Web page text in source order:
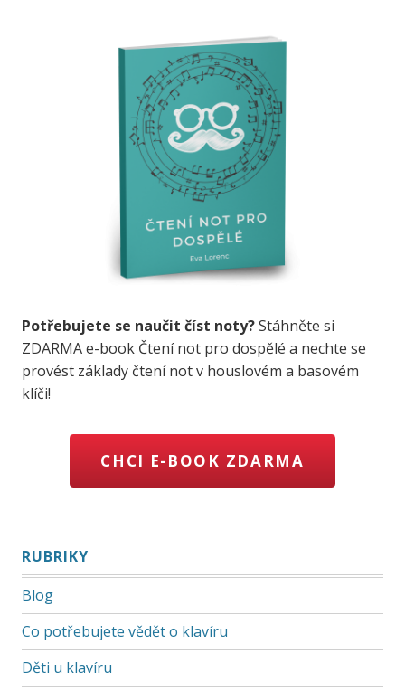
Potřebujete se naučit číst noty?Stáhněte si
ZDARMA e-book Čtení not pro dospělé a nechte se
provést základy čtení not v houslovém a basovém
klíči!
CHCI E-BOOK ZDARMA
RUBRIKY
Blog
Co potřebujete vědět o klavíru
Děti u klavíru